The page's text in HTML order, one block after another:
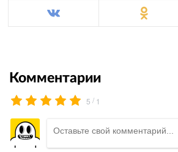
Комментарии
5 / 1